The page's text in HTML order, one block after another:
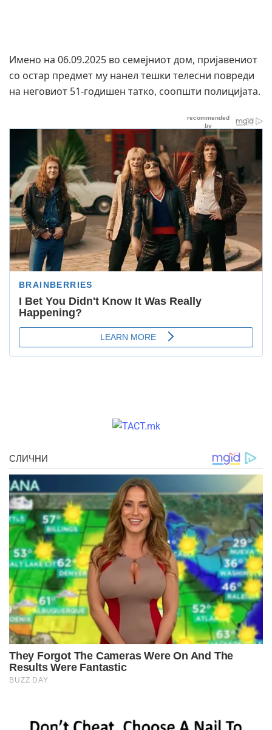
Имено на 06.09.2025 во семејниот дом, пријавениот
со остар предмет му нанел тешки телесни повреди
на неговиот 51-годишен татко, соопшти полицијата.